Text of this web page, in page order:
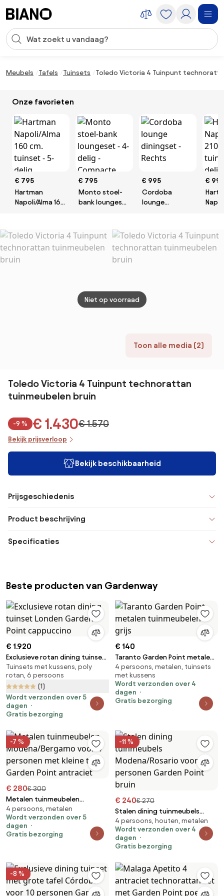
Zoekopdracht invoeren
Meubels Tafels Tuinsets Toledo Victoria 4 Tuinpunt
Onze favorieten
€ 795
Hartman
Napoli/Alma 160
verstelbaar
€ 795
Monto stoel-
bank loungeset
loungeset
€ 995
Cordoba
lounge
€ 995
Toon alle media (2)
Niet op voorraad
Toledo Victoria 4 Tuinpunt technorattan
tuinmeubelen bruin
-9 % € 1.430€ 1.570
Bekijk prijsverloop
Bekijk beschikbaarheid
Prijsgeschiedenis
Product beschrijving
Specificaties
Beste producten van Gardenway
€ 1.920
Exclusieve rotan dining tuinset
Londen Garden Point
cappuccino
Tuinsets met kussens, poly
rotan, 6 persoons
(1)
Wordt verzonden over 5
dagen
Gratis bezorging
€ 140
Taranto Garden Point metalen
tuinmeubelen grijs
4 persoons, metalen, tuinsets
met kussens
Wordt verzonden over 4
dagen
Gratis bezorging
-7 %
€ 280€ 300
Metalen tuinmeubelen
Modena/Bergamo voor 4
personen met kleine tafel
Garden Point antraciet
4 persoons, metalen
Wordt verzonden over 5
dagen
Gratis bezorging
-11 %
€ 240€ 270
Stalen dining tuinmeubels
Modena/Rosario voor 4
personen Garden Point bruin
4 persoons, houten, metalen
Wordt verzonden over 4
dagen
Gratis bezorging
-8 %